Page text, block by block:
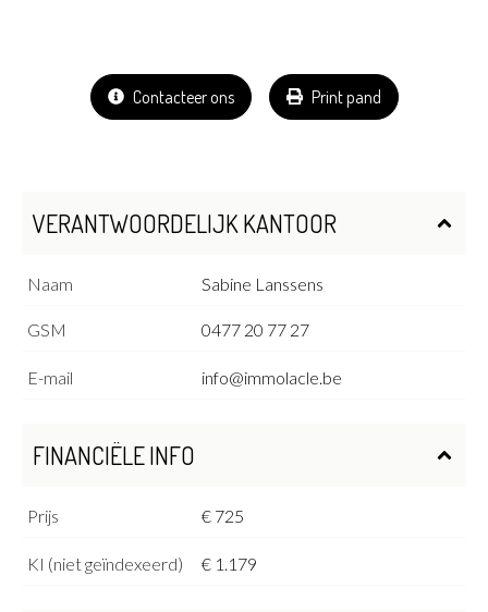
Contacteer ons Print pand
VERANTWOORDELIJK KANTOOR
Naam Sabine Lanssens
GSM 0477 20 77 27
E-mail info@immolacle.be
FINANCIËLE INFO
Prijs € 725
KI (niet geïndexeerd) € 1.179